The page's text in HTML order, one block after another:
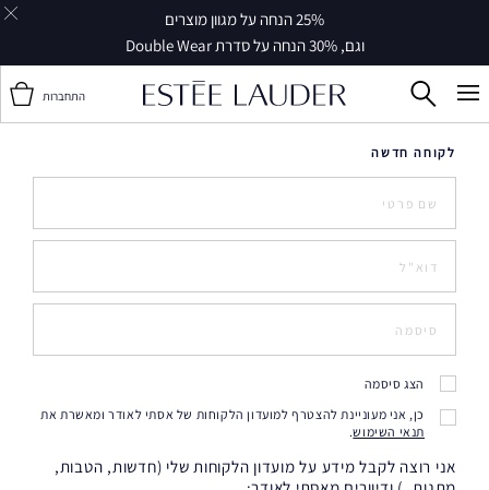
שליח עד הבית14 ימי עסקים*
התחברות
לקוחה חדשה
הצג סיסמה
כן, אני מעוניינת להצטרף למועדון הלקוחות של אסתי לאודר ומאשרת את
תנאי השימוש.
אני רוצה לקבל מידע על מועדון הלקוחות שלי (חדשות, הטבות,